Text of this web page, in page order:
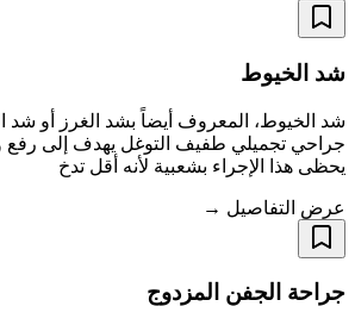
شد الخيوط
شد الخيوط، المعروف أيضاً بشد الغرز أو شد
جراحي تجميلي طفيف التوغل يهدف إلى رفع
يحظى هذا الإجراء بشعبية لأنه أقل تدخ
عرض التفاصيل →
جراحة الجفن المزدوج